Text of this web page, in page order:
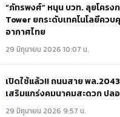
“ภัทรพงศ์” หนุน บวท. ลุยโครง
Tower ยกระดับเทคโนโลยีควบ
อากาศไทย
29 มิถุนายน 2026 10:07 น.
เปิดใช้แล้ว!! ถนนสาย พล
เสริมแกร่งคมนาคมสะดวก ปล
29 มิถุนายน 2026 9:57 น.